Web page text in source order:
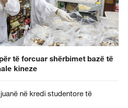
të forcuar shërbimet bazë të
kineze
në kredi studentore të